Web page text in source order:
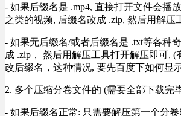
- 如果后缀名是 .mp4, 直接打开文件会播
之类的视频, 后缀名改成 .zip, 然后用解压
- 如果无后缀名/或者后缀名是 .txt等各种
成 .zip， 然后用解压工具打开解压即可, (
改后缀名，这种情况, 要先百度下如何显
2. 多个压缩分卷文件的 (需要全部下载完
- 如果后缀名正常: 只需要解压第一个分